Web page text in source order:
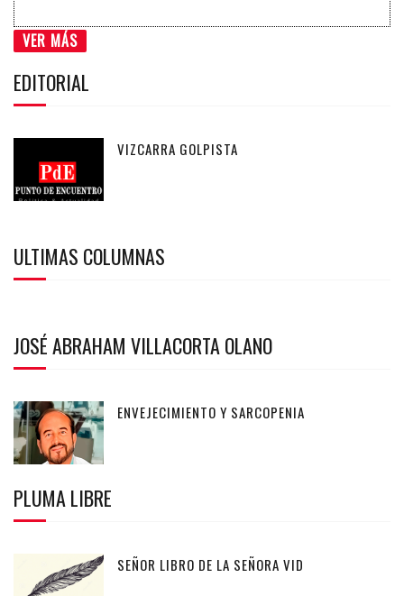
VER MÁS
EDITORIAL
VIZCARRA GOLPISTA
ULTIMAS COLUMNAS
JOSÉ ABRAHAM VILLACORTA OLANO
ENVEJECIMIENTO Y SARCOPENIA
PLUMA LIBRE
SEÑOR LIBRO DE LA SEÑORA VID